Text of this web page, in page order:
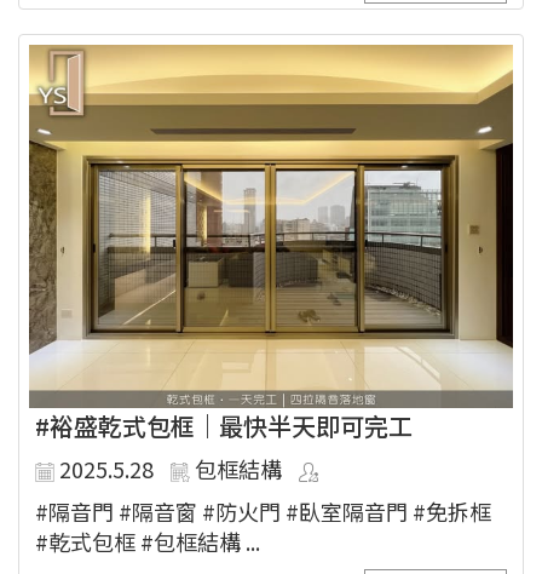
#裕盛乾式包框｜最快半天即可完工
2025.5.28
包框結構
#隔音門 #隔音窗 #防火門 #臥室隔音門 #免拆框
#乾式包框 #包框結構 ...